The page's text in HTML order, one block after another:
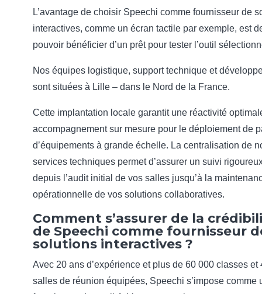
L’avantage de choisir Speechi comme fournisseur de
interactives, comme un écran tactile par exemple, est
pouvoir bénéficier d’un prêt pour tester l’outil
Nos équipes logistique, support technique et
sont situées à Lille – dans le Nord de la France.
Cette implantation locale garantit une réactivité
accompagnement sur mesure pour le déploiement de
d’équipements à grande échelle. La centralisation de
services techniques permet d’assurer un suivi
depuis l’audit initial de vos salles jusqu’à la
opérationnelle de vos solutions collaboratives.
Comment s’assurer de la
de Speechi comme fournisseur
solutions interactives ?
Avec 20 ans d’expérience et plus de 60 000 classes et
salles de réunion équipées, Speechi s’impose comme